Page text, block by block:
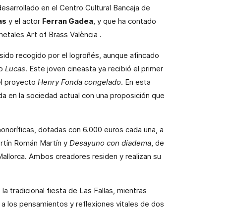
en el Centro Cultural Bancaja de
y el actor Ferran Gadea, y que ha contado
Art of Brass València .
recogido por el logroñés, aunque afincado
Lucas. Este joven cineasta ya recibió el primer
proyecto Henry Fonda congelado. En esta
en la sociedad actual con una proposición que
dotadas con 6.000 euros cada una, a
Román Martín y Desayuno con diadema, de
Ambos creadores residen y realizan su
tradicional fiesta de Las Fallas, mientras
los pensamientos y reflexiones vitales de dos